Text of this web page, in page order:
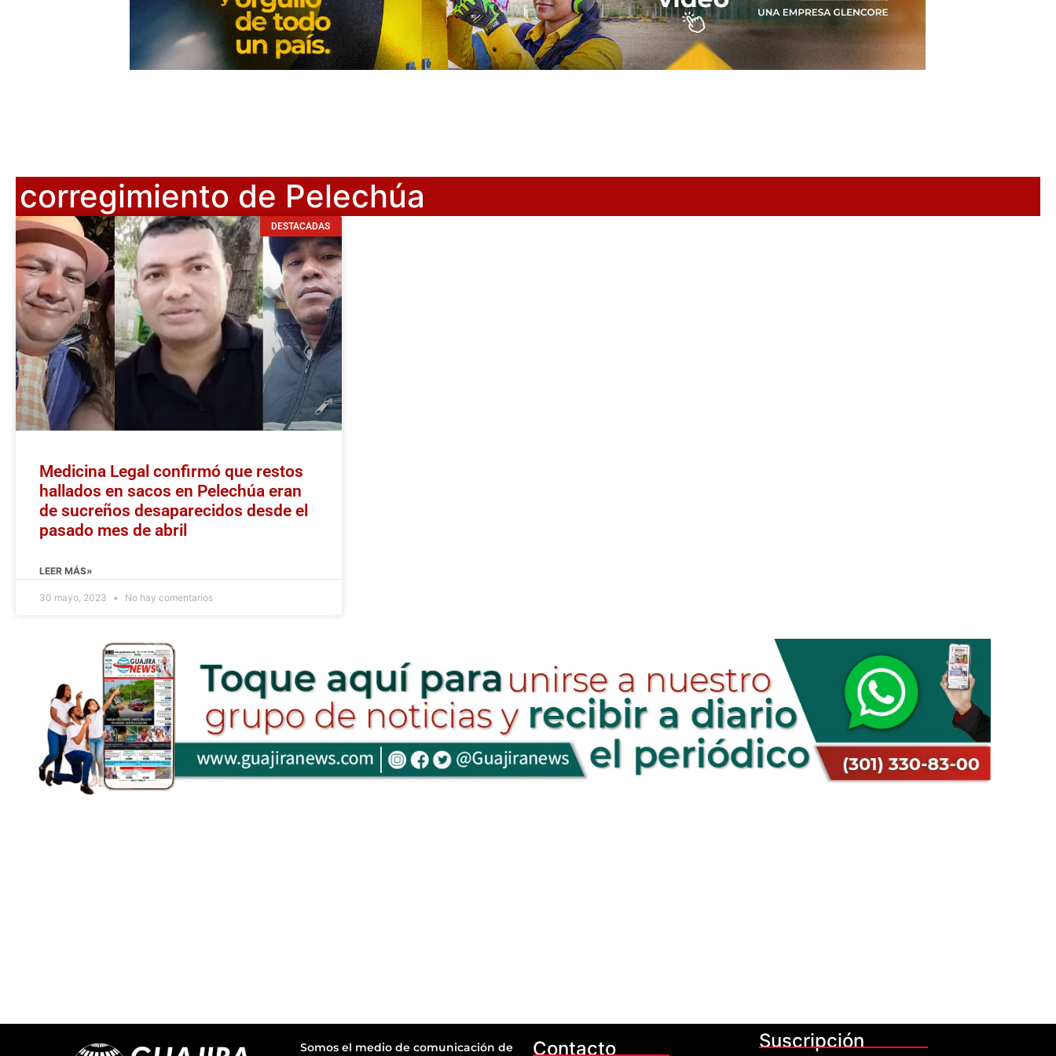
corregimiento de Pelechúa
DESTACADAS
Medicina Legal confirmó que restos
hallados en sacos en Pelechúa eran
de sucreños desaparecidos desde el
pasado mes de abril
LEER MÁS»
30 mayo, 2023 No hay comentarios
Somos el medio de comunicación de Contacto Suscripción